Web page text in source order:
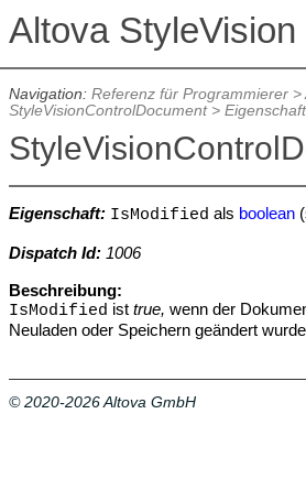
Navigation: Referenz für Programmierer>
StyleVisionControlDocument>
Eigenschaft: IsModified als boolean
Dispatch Id:1006
Beschreibung:
IsModified ist true, wenn der
Neuladen oder Speichern geändert
© 2020-2026 Altova GmbH